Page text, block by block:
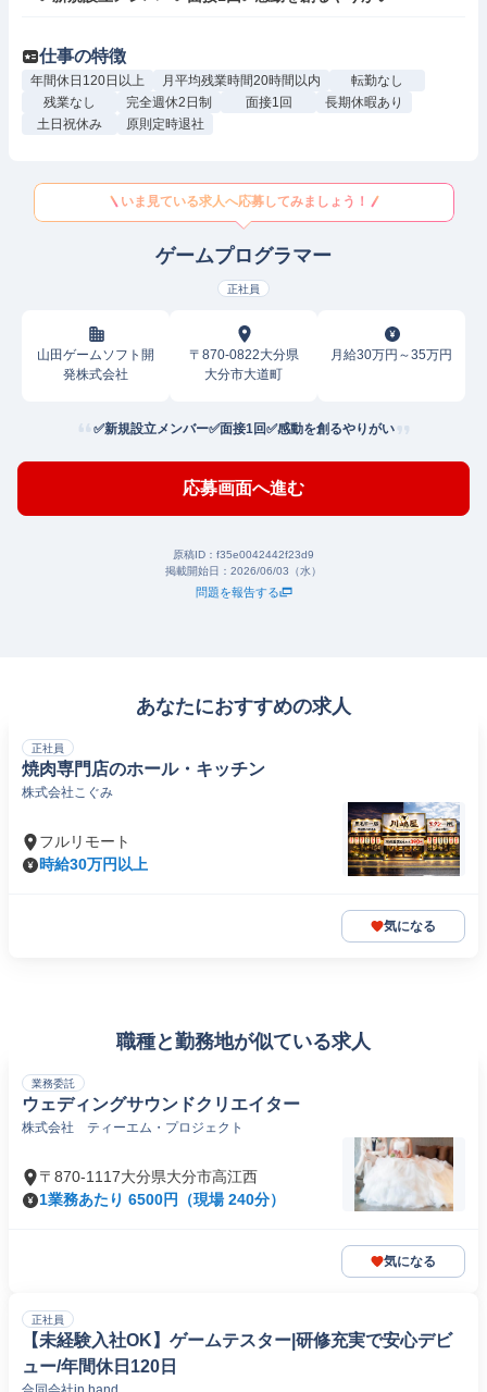
仕事の特徴
年間休日120日以上 月平均残業時間20時間以内
転勤なし
残業なし
完全週休2日制 面接1回
長期休暇あり
土日祝休み
原則定時退社
いま見ている求人へ応募してみましょう！
ゲームプログラマー
正社員
山田ゲームソフト開
発株式会社
〒870-0822大分県
大分市大道町
月給30万円～35万円
✅新規設立メンバー✅面接1回✅感動を創るやりがい
応募画面へ進む
原稿ID： f35e0042442f23d9
掲載開始日： 2026/06/03（水）
問題を報告する
あなたにおすすめの求人
正社員
焼肉専門店のホール・キッチン
株式会社こぐみ
フルリモート
時給30万円以上
気になる
職種と勤務地が似ている求人
業務委託
ウェディングサウンドクリエイター
株式会社 ティーエム・プロジェクト
〒870-1117大分県大分市高江西
1業務あたり 6500円（現場 240分）
気になる
正社員
【未経験入社OK】ゲームテスター|研修充実で安心デビ
ュー/年間休日120日